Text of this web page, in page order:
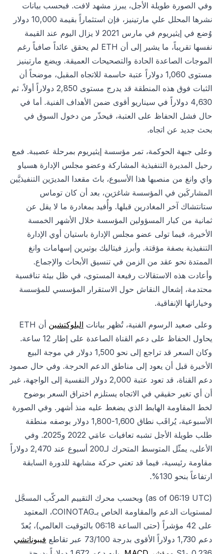
وفي الصورة طويلة الأجل، يبرز مشهد لافت. فبحسب بيانات
نشرها المحلل علي مارتينيز، فإن استثماراً بقيمة 10,000 دولار
وُضع في إيثيريوم في مارس 2021 لا يزال اليوم عند القيمة
نفسها تقريباً، ما يشير إلى أن ETH لم يحقق عائداً صافياً رغم
الموجات الصاعدة الحادة والتصحيحات العميقة. ويضع مارتينيز
مستوى 1,060 دولاراً عتبة حاسمة للاتجاه المقبل، موضحاً أن
الثبات فوق هذه المنطقة قد يدرج مستوى 2,850 دولاراً أولاً، ثم
4,630 دولاراً في سيناريو أقوى ضمن الأهداف الفنية. أما في
حال فشل الحفاظ على العتبة، فيحذّر من دخول السوق في
بحث جديد عن اتجاه.
وعلى جبهة الحوكمة، تمر مؤسسة إيثيريوم بمرحلة عصيبة. فمع
رحيل المديرة التنفيذية المشاركة وعضو مجلس الإدارة هسياو
واي وانغ من منصبها هذا الأسبوع، باتَ مقعدا المديرَين التنفيذيَّين
المشاركَين في المؤسسة شاغرَين، بعد أن كان توماس
ستانتشاك آخر المغادرين قبلها. وأُفيد بمغادرة ما لا يقل عن
ثمانية من كبار المسؤولين المؤسسة خلال الأشهر الخمسة
الأخيرة، فيما تولى عضو مجلس الإدارة باستيان أوي الإدارة
التنفيذية بصفة مؤقتة. وأبرز فيتاليك بوتيرين إسهامات وانغ
الممتدة نحو عقد من الزمن في تنسيق الأبحاث والإجماع.
وأعادت هذه الاستقالات رفيعة المستوى، في ظل بيئة تنافسية
محتدمة، إشعال النقاش حول الاستقرار المؤسسي للمؤسسة
وخياراتها الإنفاقية.
وعلى صعيد الرسوم الفنية، تُظهر بيانات البلوكتشين
أن ETH
يحاول الحفاظ على دعم القناة الصاعدة على إطار 12 ساعة.
وكان السعر قد تراجع إلى نحو 1,500 دولار في موجة البيع
الأخيرة قبل أن يعود إلى مناطق الدعم الحرجة. وفي حال صمود
دعم القناة، قد تعود عتبة 2,000 دولار النفسية إلى الواجهة، غير
أن أي تغير حقيقي في الاتجاه يستلزم اختراق السعر بوضوح
لخط المقاومة الهابط الذي يضغط عليه منذ أشهر. وفي الصورة
الأسبوعية، يُراقَب نطاق 1,600-1,800 دولار بوصفه منطقة
طلب طويلة الأجل تشبه تعافيات عامَي 2022 و2025. وفي
الأعلى، يمثّل المتوسط المتحرك لـ200 أسبوع عند 2,470 دولاراً
مقاومة رئيسية، فيما قد تعني حركة مشابهة للدورة السابقة
ارتفاعاً بنحو 130%.
(as of 06:19 UTC) وبحسب محرك التقييم المركّب المسجَّل
لمستويات الدعم والمقاومة الخاص بـCOINOTAG، المعتمِد
على 42 مؤشراً (حتى الساعة 06:18 بالتوقيت العالمي)، يُعدّ
دعم 1,730 دولاراً الأقوى بدرجة 73/100 عبر تقاطع
فيبوناتشي